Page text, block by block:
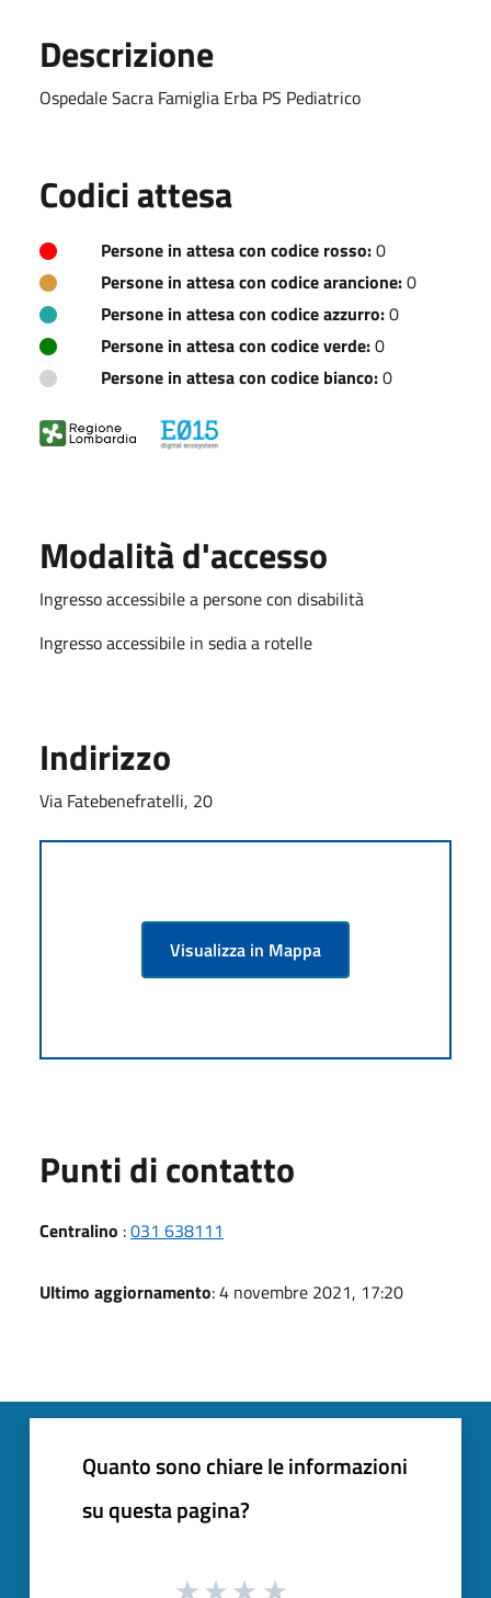
Descrizione
Ospedale Sacra Famiglia Erba PS Pediatrico
Codici attesa
Persone in attesa con codice rosso:0
Persone in attesa con codice arancione:0
Persone in attesa con codice azzurro:0
Persone in attesa con codice verde:0
Persone in attesa con codice bianco:0
Modalità d'accesso
Ingresso accessibile a persone con disabilità
Ingresso accessibile in sedia a rotelle
Indirizzo
Via Fatebenefratelli, 20
Visualizza in Mappa
Punti di contatto
Centralino :031 638111
Ultimo aggiornamento: 4 novembre 2021, 17:20
Quanto sono chiare le informazioni
su questa pagina?